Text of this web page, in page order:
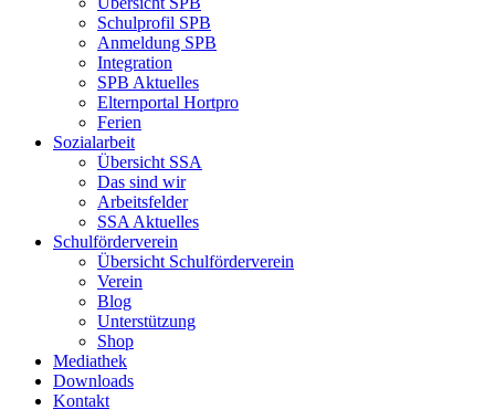
Schulprofil SPB
Anmeldung SPB
Integration
SPB Aktuelles
Elternportal Hortpro
Ferien
Sozialarbeit
Übersicht SSA
Das sind wir
Arbeitsfelder
SSA Aktuelles
Schulförderverein
Übersicht Schulförderverein
Verein
Blog
Unterstützung
Shop
Mediathek
Downloads
Kontakt